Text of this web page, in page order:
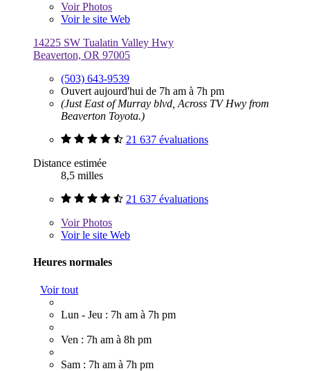
VoirPhotos
Voir le site Web
14225 SW Tualatin Valley Hwy
Beaverton, OR 97005
(503) 643-9539
Ouvert aujourd'hui de 7h am à 7h pm
(Just East of Murray blvd, Across TV Hwy from
Beaverton Toyota.)
21 637 évaluations
Distance estimée
8,5 milles
21 637 évaluations
VoirPhotos
Voir le site Web
Heures normales
Voir tout
Lun - Jeu : 7h am à 7h pm
Ven : 7h am à 8h pm
Sam : 7h am à 7h pm